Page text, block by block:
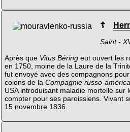
☦
Saint -
Après que Vitus Béringeut ouvert les
en 1750, moine de la Laure de la
fut envoyé avec des compagnons
colons de la Compagnie russo-
USA introduisant maladie mortelle sur
compter pour ses paroissiens. Vivant
15 novembre 1836.